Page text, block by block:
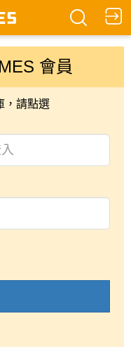
會員
，請點選